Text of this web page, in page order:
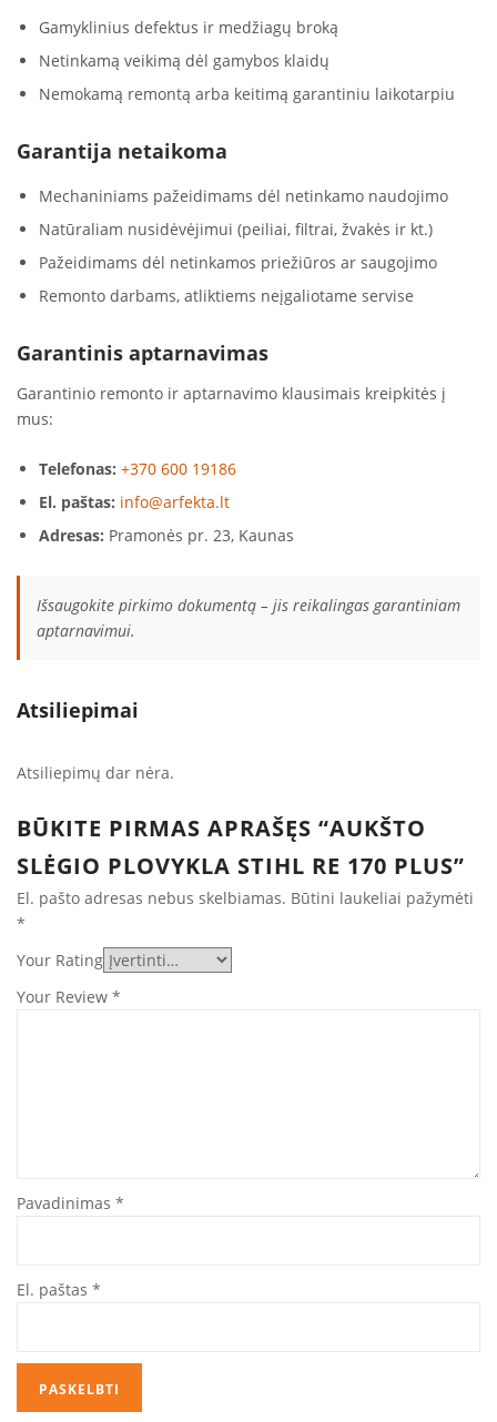
Gamyklinius defektus ir medžiagų broką
Netinkamą veikimą dėl gamybos klaidų
Nemokamą remontą arba keitimą garantiniu laikotarpiu
Garantija netaikoma
Mechaniniams pažeidimams dėl netinkamo naudojimo
Natūraliam nusidėvėjimui (peiliai, filtrai, žvakės ir kt.)
Pažeidimams dėl netinkamos priežiūros ar saugojimo
Remonto darbams, atliktiems neįgaliotame servise
Garantinis aptarnavimas
Garantinio remonto ir aptarnavimo klausimais kreipkitės į
mus:
Telefonas: +370 600 19186
El. paštas: info@arfekta.lt
Adresas: Pramonės pr. 23, Kaunas
Išsaugokite pirkimo dokumentą – jis reikalingas garantiniam
aptarnavimui.
Atsiliepimai
Atsiliepimų dar nėra.
BŪKITE PIRMAS APRAŠĘS “AUKŠTO
SLĖGIO PLOVYKLA STIHL RE 170 PLUS”
El. pašto adresas nebus skelbiamas. Būtini laukeliai pažymėti
*
Your Rating
Your Review *
Pavadinimas *
El. paštas *